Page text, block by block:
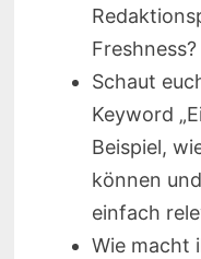
Freshness?
Schaut
Keyword
Beispiel,
können
einfach
Wie macht